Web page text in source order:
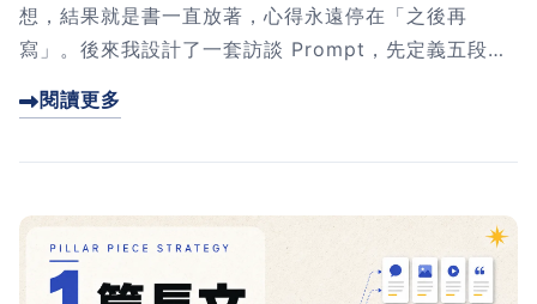
想，結果就是書一直放著，心得永遠停在「之後再
寫」。後來我設計了一套訪談 Prompt，先定義五段式
可以直接發布的心得。這篇文章會把原理到操作一步步
閱讀更多